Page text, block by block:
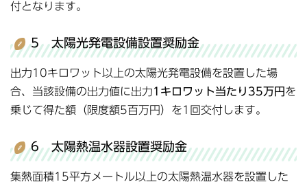
付となります。
5 太陽光発電設備設置奨励金
出力10キロワット以上の太陽光発電設備を設置した場
合、当該設備の出力値に出力1キロワット当たり35万円を
乗じて得た額（限度額5百万円）を1回交付します。
6 太陽熱温水器設置奨励金
集熱面積15平方メートル以上の太陽熱温水器を設置した